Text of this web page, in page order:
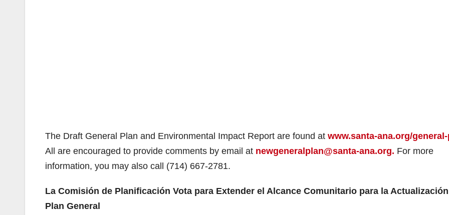
The Draft General Plan and Environmental Impact Report are found at www.santa-ana.org/
All are encouraged to provide comments by email at newgeneralplan@santa-ana.org. For more
information, you may also call (714) 667-2781.
La Comisión de Planificación Vota para Extender el Alcance Comunitario para la Actualización
Plan General